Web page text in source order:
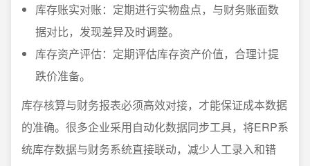
库存账实对账：定期进行实物盘点，与财务账面数
据对比，发现差异及时调整。
库存资产评估：定期评估库存资产价值，合理计提
跌价准备。
库存核算与财务报表必须高效对接，才能保证成本数据
的准确。很多企业采用自动化数据同步工具，将ERP系
统库存数据与财务系统直接联动，减少人工录入和错